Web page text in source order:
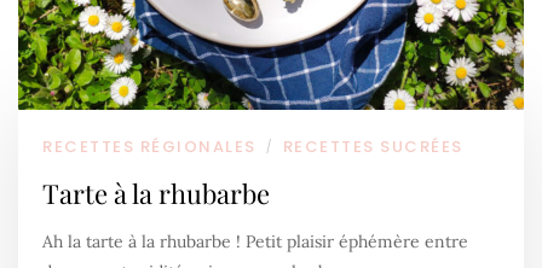
RECETTES RÉGIONALES / RECETTES SUCRÉES
Tarte à la rhubarbe
Ah la tarte à la rhubarbe ! Petit plaisir éphémère entre